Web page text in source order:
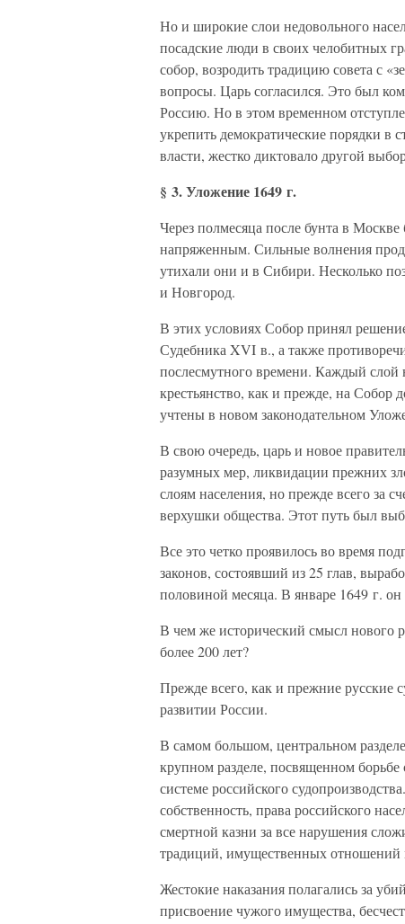
Но и широкие слои недовольного
посадские люди в своих челобитных
собор, возродить традицию совета с
вопросы. Царь согласился. Это был
Россию. Но в этом временном
укрепить демократические порядки в
власти, жестко диктовало другой
§ 3. Уложение 1649 г.
Через полмесяца после бунта в
напряженным. Сильные волнения
утихали они и в Сибири. Несколько
и Новгород.
В этих условиях Собор принял
Судебника XVI в., а также
послесмутного времени. Каждый слой
крестьянство, как и прежде, на Собор
учтены в новом законодательном
В свою очередь, царь и новое
разумных мер, ликвидации прежних
слоям населения, но прежде всего за
верхушки общества. Этот путь был
Все это четко проявилось во время
законов, состоявший из 25 глав,
половиной месяца. В январе 1649 г.
В чем же исторический смысл нового
более 200 лет?
Прежде всего, как и прежние русские
развитии России.
В самом большом, центральном
крупном разделе, посвященном
системе российского
собственность, права российского
смертной казни за все нарушения
традиций, имущественных
Жестокие наказания полагались за
присвоение чужого имущества,